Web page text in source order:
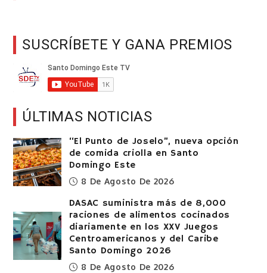
SUSCRÍBETE Y GANA PREMIOS
ÚLTIMAS NOTICIAS
“El Punto de Joselo”, nueva opción
de comida criolla en Santo
Domingo Este
8 De Agosto De 2026
DASAC suministra más de 8,000
raciones de alimentos cocinados
diariamente en los XXV Juegos
Centroamericanos y del Caribe
Santo Domingo 2026
8 De Agosto De 2026